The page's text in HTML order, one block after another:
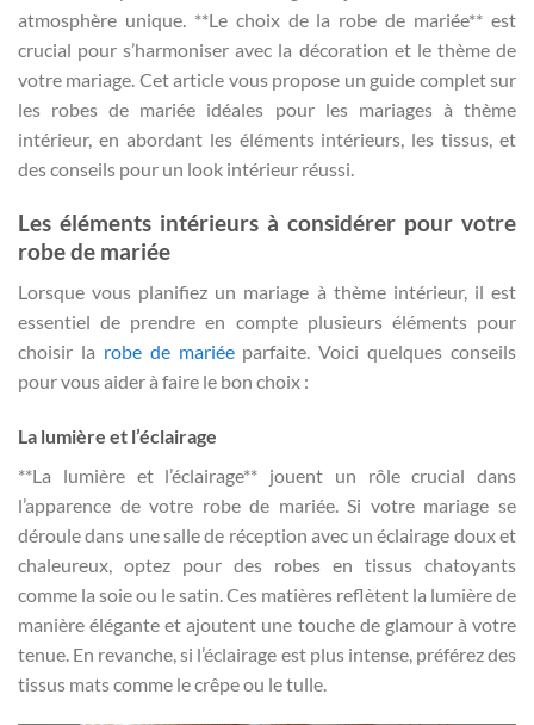
atmosphère unique. **Le choix de la robe de mariée** est
crucial pour s’harmoniser avec la décoration et le thème de
votre mariage. Cet article vous propose un guide complet sur
les robes de mariée idéales pour les mariages à thème
intérieur, en abordant les éléments intérieurs, les tissus, et
des conseils pour un look intérieur réussi.
Les éléments intérieurs à considérer pour votre
robe de mariée
Lorsque vous planifiez un mariage à thème intérieur, il est
essentiel de prendre en compte plusieurs éléments pour
choisir la robe de mariéeparfaite. Voici quelques conseils
pour vous aider à faire le bon choix :
La lumière et l’éclairage
**La lumière et l’éclairage** jouent un rôle crucial dans
l’apparence de votre robe de mariée. Si votre mariage se
déroule dans une salle de réception avec un éclairage doux et
chaleureux, optez pour des robes en tissus chatoyants
comme la soie ou le satin. Ces matières reflètent la lumière de
manière élégante et ajoutent une touche de glamour à votre
tenue. En revanche, si l’éclairage est plus intense, préférez des
tissus mats comme le crêpe ou le tulle.